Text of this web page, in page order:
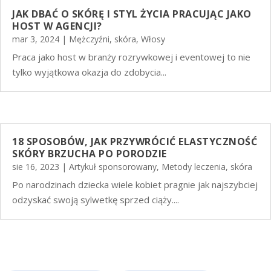
JAK DBAĆ O SKÓRĘ I STYL ŻYCIA PRACUJĄC JAKO
HOST W AGENCJI?
mar 3, 2024 | Mężczyźni, skóra, Włosy
Praca jako host w branży rozrywkowej i eventowej to nie
tylko wyjątkowa okazja do zdobycia...
18 SPOSOBÓW, JAK PRZYWRÓCIĆ ELASTYCZNOŚĆ
SKÓRY BRZUCHA PO PORODZIE
sie 16, 2023 | Artykuł sponsorowany, Metody leczenia, skóra
Po narodzinach dziecka wiele kobiet pragnie jak najszybciej
odzyskać swoją sylwetkę sprzed ciąży....